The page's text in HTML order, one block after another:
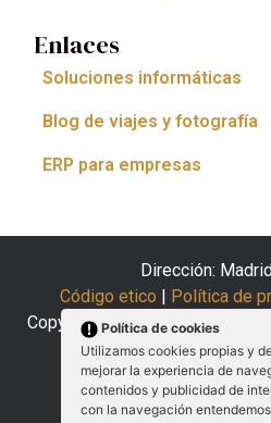
Enlaces
Soluciones informáticas
Blog de viajes y fotografía
ERP para empresas
Dirección:
Código etico | Política de
Copyright © 2025 El Arte del
Siam
Política de cookies
Utilizamos cookies propias y
mejorar la experiencia de
contenidos y publicidad de
con la navegación